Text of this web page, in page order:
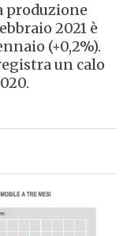
produzione
2021 è
(+0,2%).
un calo